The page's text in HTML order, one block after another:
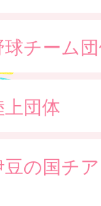
球チーム
上団体
豆の国チ